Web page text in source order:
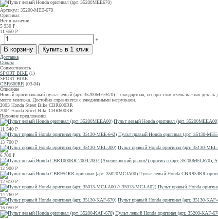
Артикул: 35200-MEE-670
Оригинал
Нет в наличии
5 930 Р
11 650 Р
–
+
Доставка
Оплата
Совместимость
SPORT BIKE (1)
SPORT BIKE:
CBR600RR (03-04)
Описание
Новый оригинальный пульт левый (арт. 35200MEE670) – стандартная, но при этом очень важная
место монтажа. Достойно справляется с ежедневными нагрузками.
2003 Honda Street Bike CBR600RR
2004 Honda Street Bike CBR600RR
Похожие предложения
Пульт левый Honda оригинал (арт. 35200MEEA00)
11 540 Р
Пульт правый Honda оригинал (арт. 35130-
13 700 Р
Пульт правый Honda оригинал (арт. 35130-
6 700 Р
12 900 Р
Пульт левый Honda CBR954RR
12 610 Р
Пульт правый Honda
14 760 Р
Пульт правый Honda оригинал (арт. 35130-
16 050 Р
Пульт левый Honda оригинал (арт. 35200-KAF-